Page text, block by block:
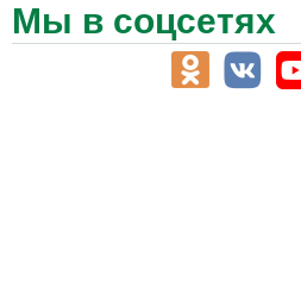
Мы в соцсетях